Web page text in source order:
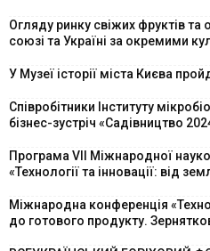
Огляду ринку свіжих фруктів
союзі та Україні за окремими
У Музеї історії міста Києва
Співробітники Інституту
бізнес-зустріч «Садівництво
Програма VII Міжнародної
«Технології та інновації: від
Міжнародна конференція
до готового продукту.